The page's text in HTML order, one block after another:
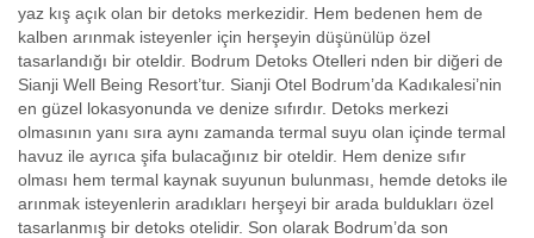
yaz kış açık olan bir detoks merkezidir. Hem bedenen hem de
kalben arınmak isteyenler için herşeyin düşünülüp özel
tasarlandığı bir oteldir. Bodrum Detoks Otelleri nden bir diğeri de
Sianji Well Being Resort’tur. Sianji Otel Bodrum’da Kadıkalesi’nin
en güzel lokasyonunda ve denize sıfırdır. Detoks merkezi
olmasının yanı sıra aynı zamanda termal suyu olan içinde termal
havuz ile ayrıca şifa bulacağınız bir oteldir. Hem denize sıfır
olması hem termal kaynak suyunun bulunması, hemde detoks ile
arınmak isteyenlerin aradıkları herşeyi bir arada buldukları özel
tasarlanmış bir detoks otelidir. Son olarak Bodrum’da son